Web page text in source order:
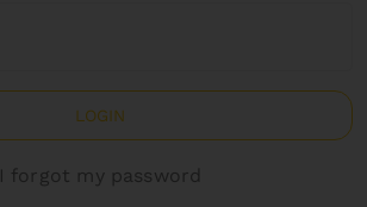
LOGIN
I forgot my password